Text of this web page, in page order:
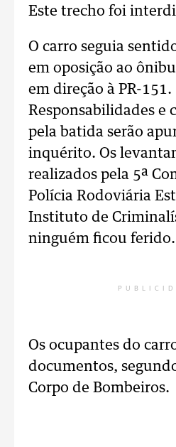
Este trecho foi
O carro seguia
em oposição ao
em direção à PR-151.
Responsabilidades e
pela batida serão
inquérito. Os
realizados pela 5ª
Polícia Rodoviária
Instituto de
ninguém ficou ferido.
Os ocupantes do
documentos,
Corpo de Bombeiros.